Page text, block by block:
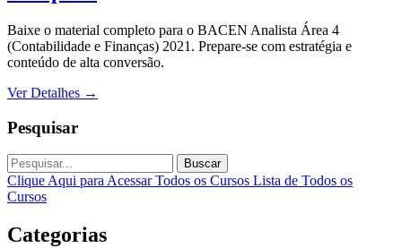
Baixe o material completo para o BACEN Analista Área 4
(Contabilidade e Finanças) 2021. Prepare-se com estratégia e
conteúdo de alta conversão.
Ver Detalhes →
Pesquisar
Buscar
Clique Aqui para Acessar Todos os Cursos Lista de Todos os
Cursos
Categorias